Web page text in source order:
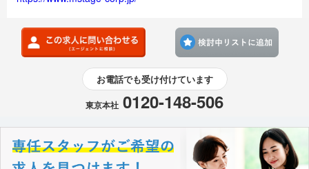
お電話でも受け付けています
東京本社 0120-148-506